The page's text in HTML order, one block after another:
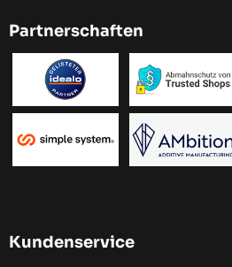
Partnerschaften
Kundenservice